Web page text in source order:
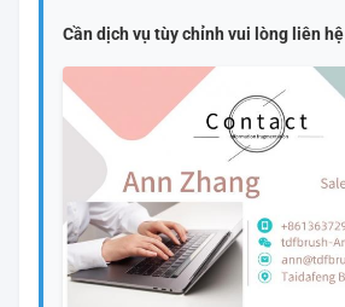
Cần dịch vụ tùy chỉnh vui lòng liên hệ